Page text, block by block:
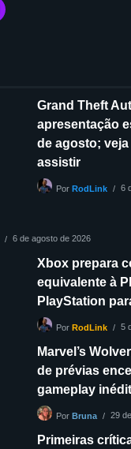
Grand Theft
apresentação
de agosto;
assistir
Por RodLink 6
6 de agosto de 2026
Xbox prepara
equivalente à
PlayStation
Por RodLink 5
Marvel’s
de prévias
gameplay
Por Bruna 29
Primeiras